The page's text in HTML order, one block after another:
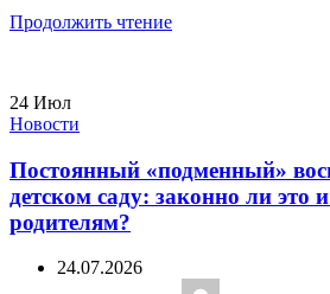
Продолжить чтение
24 Июл
Новости
Постоянный «подменный»
детском саду: законно ли это
родителям?
24.07.2026